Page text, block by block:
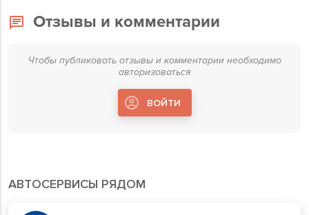
АВТОСЕРВИСЫ РЯДОМ
Отзывы и комментарии
Чтобы публиковать отзывы и комментарии необходимо
авторизоваться
ВОЙТИ